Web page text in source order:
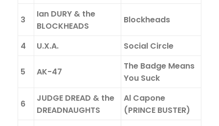
3
Ian DURY & the
BLOCKHEADS
Blockheads
4 U.X.A. Social Circle
5 AK-47
The Badge Means
You Suck
6
JUDGE DREAD & the
DREADNAUGHTS
Al Capone
(PRINCE BUSTER)